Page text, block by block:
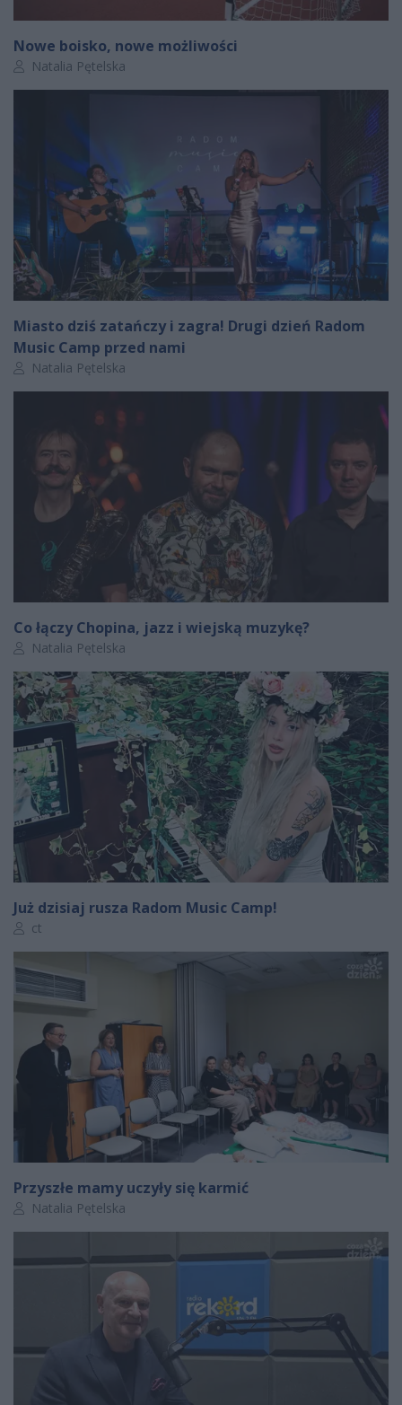
Nowe boisko, nowe możliwości
Autor artykułu:
Natalia Pętelska
Miasto dziś zatańczy i zagra! Drugi dzień Radom
Music Camp przed nami
Autor artykułu:
Natalia Pętelska
Co łączy Chopina, jazz i wiejską muzykę?
Autor artykułu:
Natalia Pętelska
Już dzisiaj rusza Radom Music Camp!
Autor artykułu:
ct
Przyszłe mamy uczyły się karmić
Autor artykułu:
Natalia Pętelska